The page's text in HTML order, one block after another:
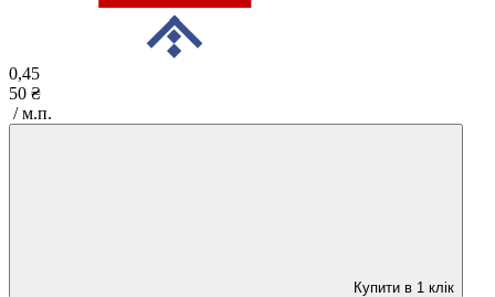
0,45
50 ₴
/ м.п.
Купити в 1 клік